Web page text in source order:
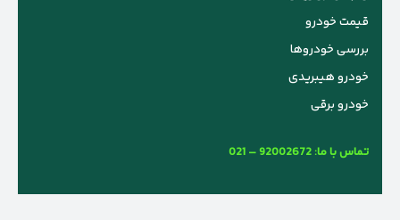
قیمت خودرو
بررسی خودروها
خودرو هیبریدی
خودرو برقی
تماس با ما: 021 – 92002672